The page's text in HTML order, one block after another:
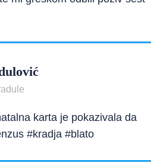
karta je pokazivala da
#kradja #blato